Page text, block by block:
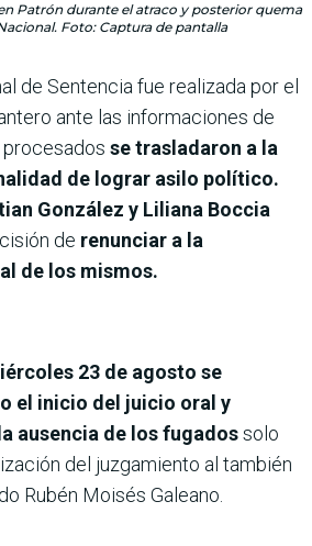
Patrón durante el atraco y posterior quema
Foto: Captura de pantalla
de Sentencia fue realizada por el
ante las informaciones de
se trasladaron a la
de lograr asilo político.
González y Liliana Boccia
de renunciar a la
de los mismos.
23 de agosto se
el inicio del juicio oral y
ausencia de los fugadossolo
del juzgamiento al también
Rubén Moisés Galeano.